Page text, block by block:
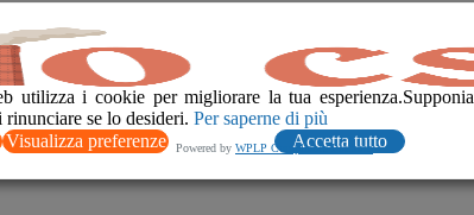
CSS nelle Cementerie di GubbioSca
utilizza i cookie per migliorare la tua
rinunciare se lo desideri. Per saperne di più
Visualizza preferenze Accetta tutto
Powered by WPLP Compliance Platform